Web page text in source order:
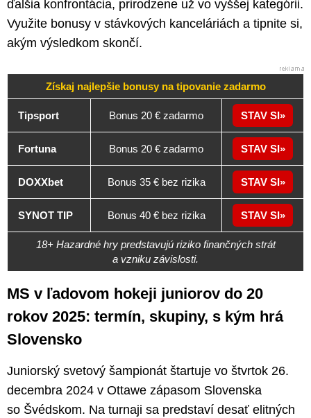
ďalšia konfrontácia, prirodzene už vo vyššej kategórii.
Využite bonusy v stávkových kanceláriách a tipnite si,
akým výsledkom skončí.
Získaj najlepšie bonusy na tipovanie zadarmo
Tipsport Bonus 20 € zadarmo STAV SI
Fortuna Bonus 20 € zadarmo STAV SI
DOXXbet Bonus 35 € bez rizika STAV SI
SYNOT TIP Bonus 40 € bez rizika STAV SI
18+ Hazardné hry predstavujú riziko finančných strát
a vzniku závislosti.
MS v ľadovom hokeji juniorov do 20
rokov 2025: termín, skupiny, s kým hrá
Slovensko
Juniorský svetový šampionát štartuje vo štvrtok 26.
decembra 2024 v Ottawe zápasom Slovenska
so Švédskom. Na turnaji sa predstaví desať elitných